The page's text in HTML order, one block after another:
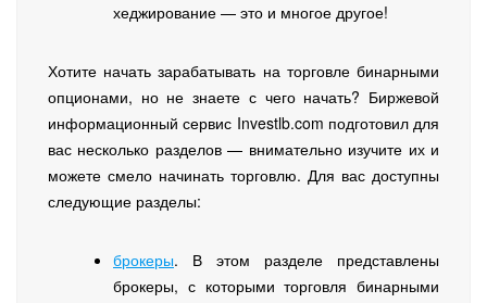
хеджирование — это и многое другое!
Хотите начать зарабатывать на торговле бинарными
опционами, но не знаете с чего начать? Биржевой
информационный сервис Investlb.com подготовил для
вас несколько разделов — внимательно изучите их и
можете смело начинать торговлю. Для вас доступны
следующие разделы:
брокеры. В этом разделе представлены
брокеры, с которыми торговля бинарными